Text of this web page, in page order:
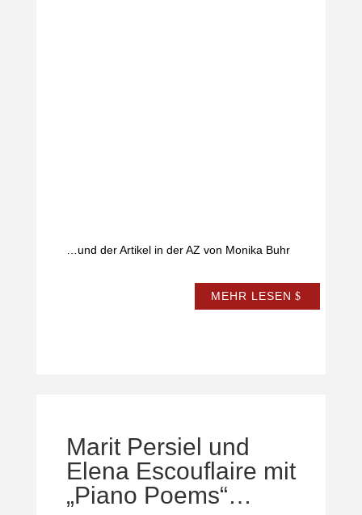
…und der Artikel in der AZ von Monika Buhr
MEHR LESEN
Marit Persiel und
Elena Escouflaire mit
„Piano Poems“…